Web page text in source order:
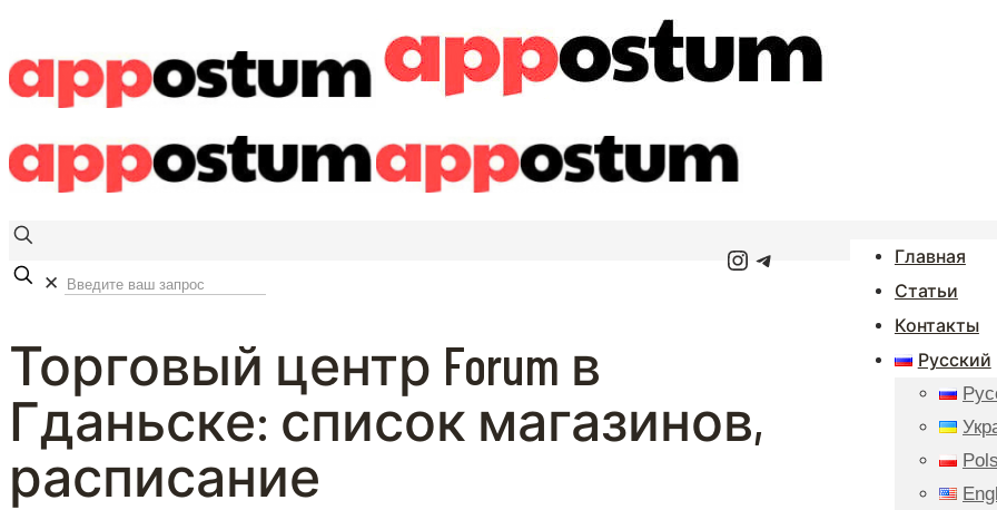
Главная
Статьи
Контакты
Русский
Instagram
Telegram
✕
Торговый центр Forum в
Гданьске: список магазинов,
расписание